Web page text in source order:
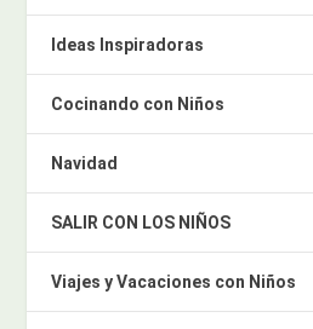
Ideas Inspiradoras
Cocinando con Niños
Navidad
SALIR CON LOS NIÑOS
Viajes y Vacaciones con Niños